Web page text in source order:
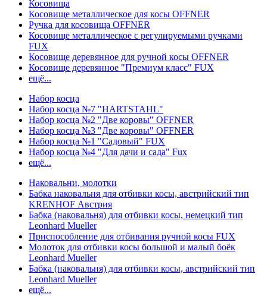
Косовища
Косовище металлическое для косы OFFNER
Ручка для косовища OFFNER
Косовище металлическое с регулируемыми ручками
FUX
Косовище деревянное для ручной косы OFFNER
Косовище деревянное "Премиум класс" FUX
ещё...
Набор косца
Набор косца №7 "HARTSTAHL"
Набор косца №2 "Две коровы" OFFNER
Набор косца №3 "Две коровы" OFFNER
Набор косца №1 "Садовый" FUX
Набор косца №4 "Для дачи и сада" Fux
ещё...
Наковальни, молотки
Бабка наковальня для отбивки косы, австрийский тип
KRENHOF Австрия
Бабка (наковальня) для отбивки косы, немецкий тип
Leonhard Mueller
Приспособление для отбивания ручной косы FUX
Молоток для отбивки косы большой и малый боёк
Leonhard Mueller
Бабка (наковальня) для отбивки косы, австрийский тип
Leonhard Mueller
ещё...